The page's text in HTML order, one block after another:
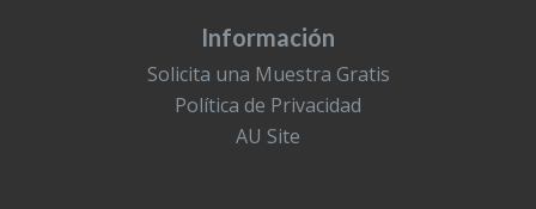
Información
Solicita una Muestra Gratis
Política de Privacidad
AU Site